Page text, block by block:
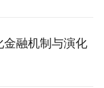
融机制与演化